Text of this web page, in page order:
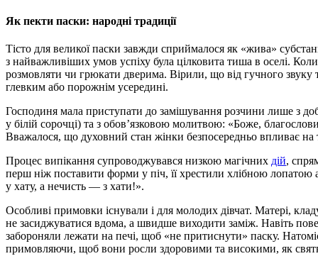
Як пекти паски: народні традиції
Тісто для великої паски завжди сприймалося як «жива»
з найважливіших умов успіху була цілковита тиша в оселі.
розмовляти чи грюкати дверима. Вірили, що від гучного звуку
глевким або порожнім усередині.
Господиня мала приступати до замішування розчини лише з
у білій сорочці) та з обов’язковою молитвою: «Боже,
Вважалося, що духовний стан жінки безпосередньо впливає на
Процес випікання супроводжувався низкою магічних дій,
перш ніж поставити форми у піч, її хрестили хлібною
у хату, а нечисть — з хати!».
Особливі примовки існували і для молодих дівчат. Матері,
не засиджуватися вдома, а швидше виходити заміж. Навіть
забороняли лежати на печі, щоб «не притиснути» паску.
примовляючи, щоб вони росли здоровими та високими, як